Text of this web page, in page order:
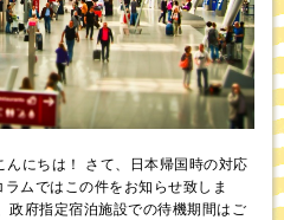
んにちは！ さて、日本帰国時の対応
ムではこの件をお知らせ致しま
政府指定宿泊施設での待機期間はご